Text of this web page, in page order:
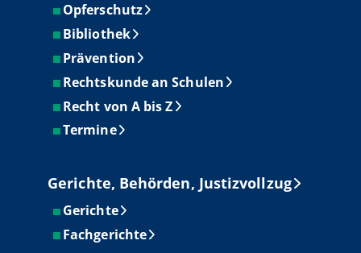
Opferschutz
Bibliothek
Prävention
Rechtskunde an Schulen
Recht von A bis Z
Termine
Gerichte, Behörden, Justizvollzug
Gerichte
Fachgerichte